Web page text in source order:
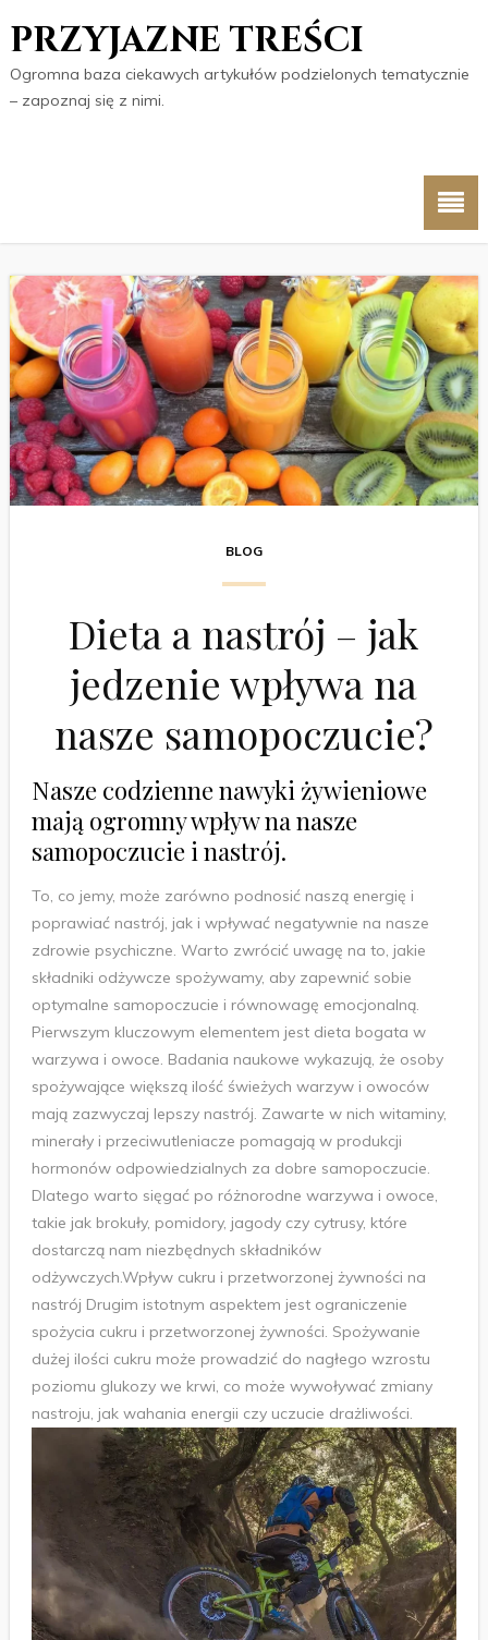
PRZYJAZNE TREŚCI
Ogromna baza ciekawych artykułów podzielonych tematycznie
– zapoznaj się z nimi.
BLOG
Dieta a nastrój – jak
jedzenie wpływa na
nasze samopoczucie?
Nasze codzienne nawyki żywieniowe
mają ogromny wpływ na nasze
samopoczucie i nastrój.
To, co jemy, może zarówno podnosić naszą energię i
poprawiać nastrój, jak i wpływać negatywnie na nasze
zdrowie psychiczne. Warto zwrócić uwagę na to, jakie
składniki odżywcze spożywamy, aby zapewnić sobie
optymalne samopoczucie i równowagę emocjonalną.
Pierwszym kluczowym elementem jest dieta bogata w
warzywa i owoce. Badania naukowe wykazują, że osoby
spożywające większą ilość świeżych warzyw i owoców
mają zazwyczaj lepszy nastrój. Zawarte w nich witaminy,
minerały i przeciwutleniacze pomagają w produkcji
hormonów odpowiedzialnych za dobre samopoczucie.
Dlatego warto sięgać po różnorodne warzywa i owoce,
takie jak brokuły, pomidory, jagody czy cytrusy, które
dostarczą nam niezbędnych składników
odżywczych.Wpływ cukru i przetworzonej żywności na
nastrój Drugim istotnym aspektem jest ograniczenie
spożycia cukru i przetworzonej żywności. Spożywanie
dużej ilości cukru może prowadzić do nagłego wzrostu
poziomu glukozy we krwi, co może wywoływać zmiany
nastroju, jak wahania energii czy uczucie drażliwości.